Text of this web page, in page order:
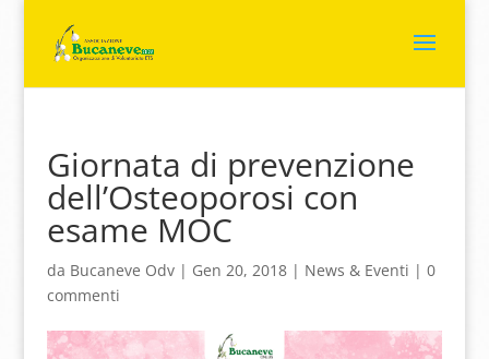
Giornata di prevenzione
dell’Osteoporosi con
esame MOC
da Bucaneve Odv| Gen 20, 2018| News & Eventi | 0
commenti